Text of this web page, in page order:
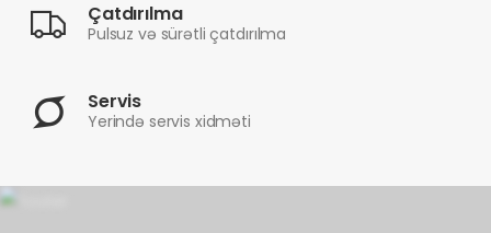
Çatdırılma
Pulsuz və sürətli çatdırılma
Servis
Yerində servis xidməti